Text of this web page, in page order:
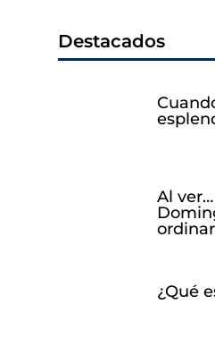
Destacados
Al
¿Qué